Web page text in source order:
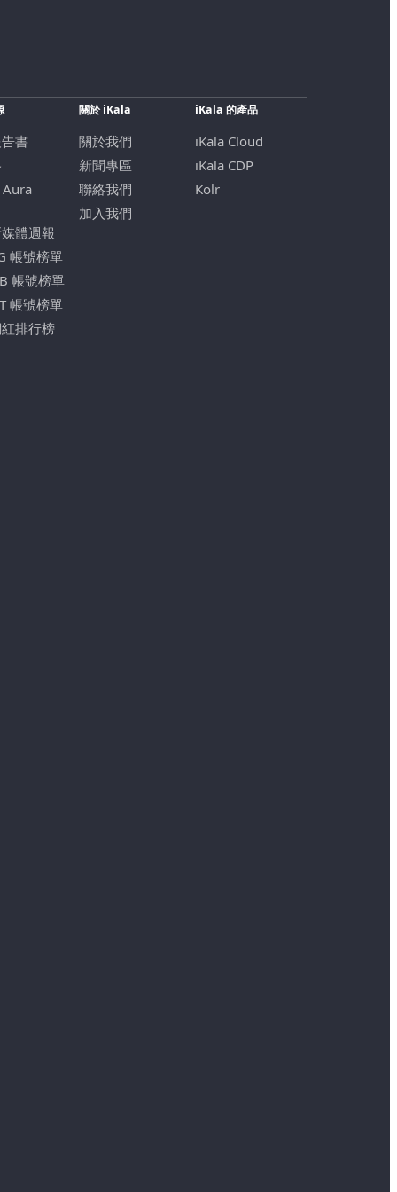
書
體週報
帳號榜單
帳號榜單
帳號榜單
排行榜
關於 iKala
關於我們
新聞專區
聯絡我們
加入我們
iKala 的產品
iKala Cloud
iKala CDP
Kolr